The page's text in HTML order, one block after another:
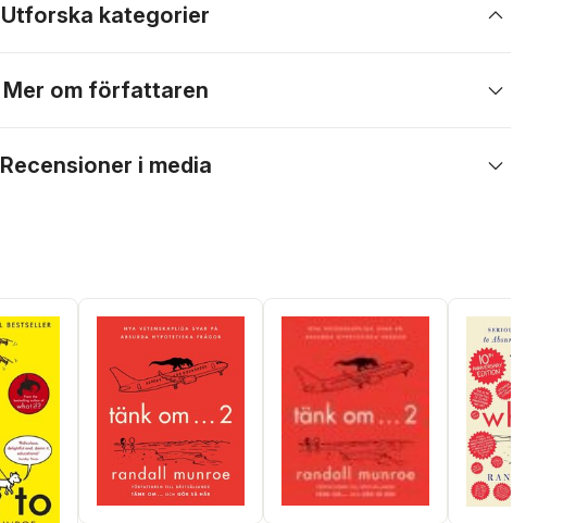
Utforska kategorier
Mer om författaren
Recensioner i media